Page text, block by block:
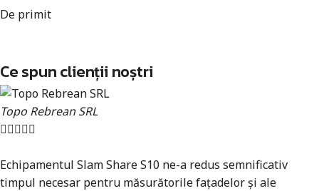
De primit
Ce spun clienții noștri
Topo Rebrean SRL

Echipamentul Slam Share S10 ne-a redus semnificativ
timpul necesar pentru măsurătorile fațadelor și ale